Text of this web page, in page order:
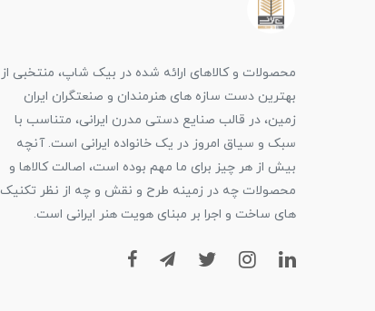
محصولات و کالاهای ارائه شده در بیک شاپ، منتخبی از
بهترین دست سازه های هنرمندان و صنعتگران ایران
زمین، در قالب صنایع دستی مدرن ایرانی، متناسب با
سبک و سیاق امروز در یک خانواده ایرانی است. آنچه
بیش از هر چیز برای ما مهم بوده است، اصالت کالاها و
محصولات چه در زمینه طرح و نقش و چه از نظر تکنیک
های ساخت و اجرا بر مبنای هویت هنر ایرانی است.